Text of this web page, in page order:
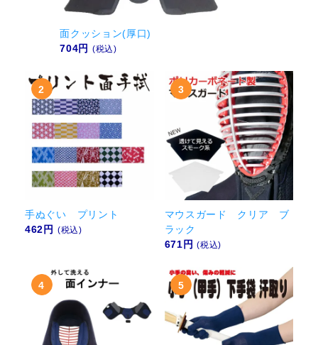
面クッション(厚口)
704円 (税込)
手ぬぐい プリント
462円 (税込)
マウスガード クリア ブ
ラック
671円 (税込)